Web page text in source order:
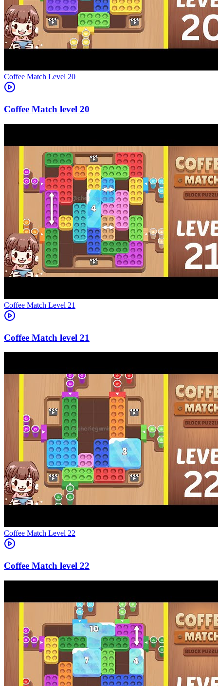
Level 20
20
Level 21
21
Level 22
22